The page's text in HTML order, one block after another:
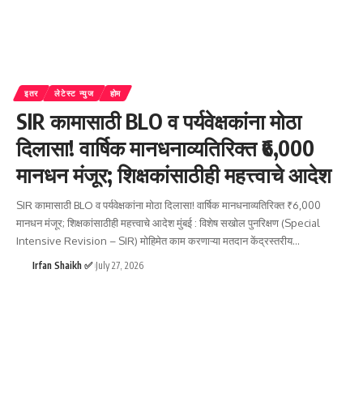
इतर लेटेस्ट न्युज होम
SIR कामासाठी BLO व पर्यवेक्षकांना मोठा
दिलासा! वार्षिक मानधनाव्यतिरिक्त ₹6,000
मानधन मंजूर; शिक्षकांसाठीही महत्त्वाचे आदेश
SIR कामासाठी BLO व पर्यवेक्षकांना मोठा दिलासा! वार्षिक मानधनाव्यतिरिक्त ₹6,000
मानधन मंजूर; शिक्षकांसाठीही महत्त्वाचे आदेश मुंबई : विशेष सखोल पुनरिक्षण (Special
Intensive Revision – SIR) मोहिमेत काम करणाऱ्या मतदान केंद्रस्तरीय…
Irfan Shaikh ✅ July 27, 2026